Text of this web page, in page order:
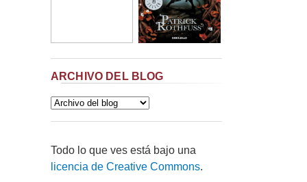
ARCHIVO DEL BLOG
Todo lo que ves está bajo una
licencia de Creative Commons.